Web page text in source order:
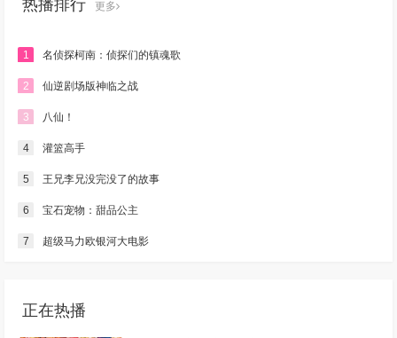
热播排行 更多
1 名侦探柯南：侦探们的镇魂歌
2 仙逆剧场版神临之战
3 八仙！
4 灌篮高手
5 王兄李兄没完没了的故事
6 宝石宠物：甜品公主
7 超级马力欧银河大电影
正在热播